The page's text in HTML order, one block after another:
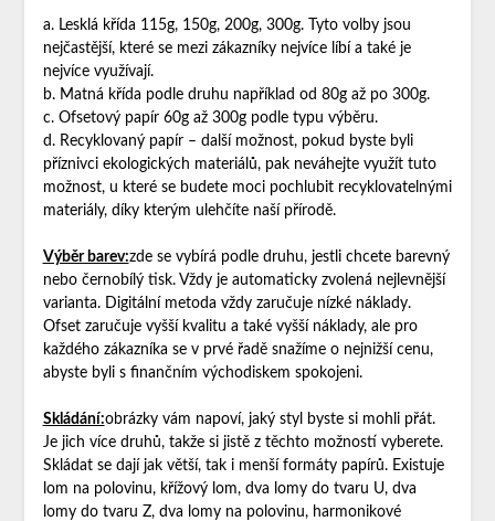
a. Lesklá křída 115g, 150g, 200g, 300g. Tyto volby jsou
nejčastější, které se mezi zákazníky nejvíce líbí a také je
nejvíce využívají.
b. Matná křída podle druhu například od 80g až po 300g.
c. Ofsetový papír 60g až 300g podle typu výběru.
d. Recyklovaný papír – další možnost, pokud byste byli
příznivci ekologických materiálů, pak neváhejte využít tuto
možnost, u které se budete moci pochlubit recyklovatelnými
materiály, díky kterým ulehčíte naší přírodě.
Výběr barev:zde se vybírá podle druhu, jestli chcete barevný
nebo černobílý tisk. Vždy je automaticky zvolená nejlevnější
varianta. Digitální metoda vždy zaručuje nízké náklady.
Ofset zaručuje vyšší kvalitu a také vyšší náklady, ale pro
každého zákazníka se v prvé řadě snažíme o nejnižší cenu,
abyste byli s finančním východiskem spokojeni.
Skládání:obrázky vám napoví, jaký styl byste si mohli přát.
Je jich více druhů, takže si jistě z těchto možností vyberete.
Skládat se dají jak větší, tak i menší formáty papírů. Existuje
lom na polovinu, křížový lom, dva lomy do tvaru U, dva
lomy do tvaru Z, dva lomy na polovinu, harmonikové